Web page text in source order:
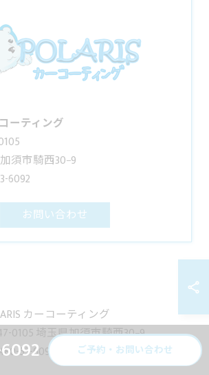
ーティング
須市騎西30−9
6092
お問い合わせ
カーコーティング
0105 埼玉県加須市騎西30−9
53-6092
ご予約・お問い合わせ